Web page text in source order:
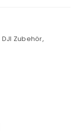
DJI Zubehör,